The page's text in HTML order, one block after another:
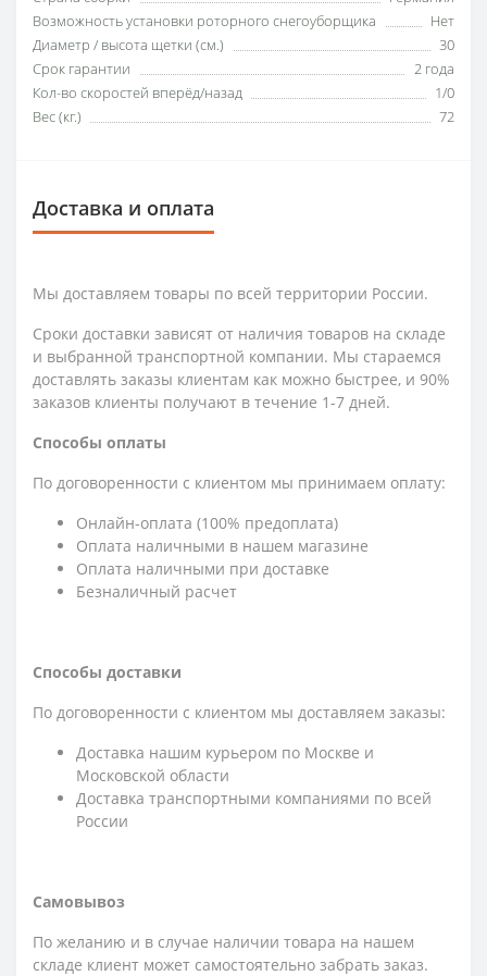
Возможность установки роторного снегоуборщика
Нет
Диаметр / высота щетки (см.)
30
Срок гарантии
2 года
Кол-во скоростей вперёд/назад
1/0
Вес (кг.)
72
Доставка и оплата
Мы доставляем товары по всей территории России.
Сроки доставки зависят от наличия товаров на складе
и выбранной транспортной компании. Мы стараемся
доставлять заказы клиентам как можно быстрее, и 90%
заказов клиенты получают в течение 1-7 дней.
Способы оплаты
По договоренности с клиентом мы принимаем оплату:
Онлайн-оплата (100% предоплата)
Оплата наличными в нашем магазине
Оплата наличными при доставке
Безналичный расчет
Способы доставки
По договоренности с клиентом мы доставляем заказы:
Доставка нашим курьером по Москве и
Московской области
Доставка транспортными компаниями по всей
России
Самовывоз
По желанию и в случае наличии товара на нашем
складе клиент может самостоятельно забрать заказ.